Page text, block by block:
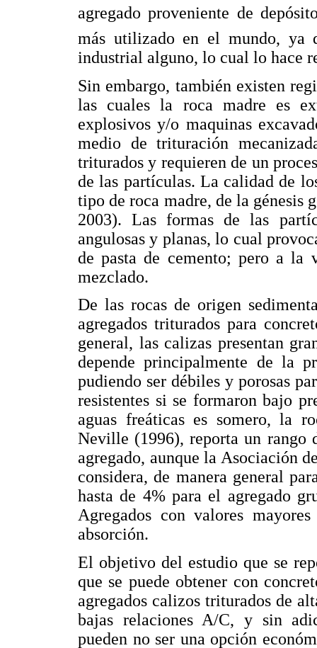
agregado proveniente de
más utilizado en el mundo, ya
industrial alguno, lo cual lo hace
Sin embargo, también existen
las cuales la roca madre es
explosivos y/o maquinas
medio de trituración
triturados y requieren de un
de las partículas. La calidad de
tipo de roca madre, de la
2003). Las formas de las
angulosas y planas, lo cual
de pasta de cemento; pero a la
mezclado.
De las rocas de origen
agregados triturados para
general, las calizas presentan
depende principalmente de la
pudiendo ser débiles y porosas
resistentes si se formaron bajo
aguas freáticas es somero, la
Neville (1996), reporta un rango
agregado, aunque la Asociación
considera, de manera general
hasta de 4% para el agregado
Agregados con valores
absorción.
El objetivo del estudio que se
que se puede obtener con
agregados calizos triturados de
bajas relaciones A/C, y sin
pueden no ser una opción